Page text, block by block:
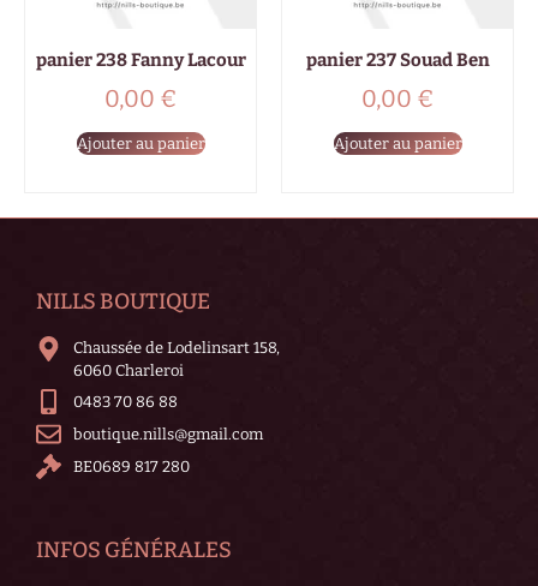
panier 238 Fanny Lacour
0,00 €
Ajouter au panier
panier 237 Souad Ben
0,00 €
Ajouter au panier
NILLS BOUTIQUE
Chaussée de Lodelinsart 158,
6060 Charleroi
0483 70 86 88
boutique.nills@gmail.com
BE0689 817 280
INFOS GÉNÉRALES